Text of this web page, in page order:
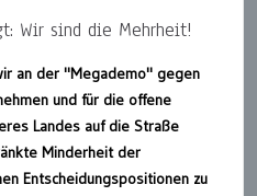
Wir sind die Mehrheit!
an der "Megademo" gegen
und für die offene
Landes auf die Straße
Minderheit der
Entscheidungspositionen zu